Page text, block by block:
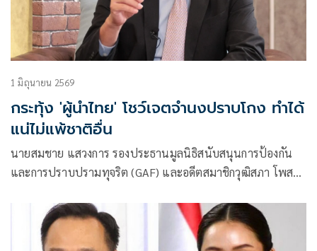
1 มิถุนายน 2569
กระทุ้ง 'ผู้นำไทย' โชว์เจตจำนงปราบโกง ทำได้
แน่ไม่แพ้ชาติอื่น
นายสมชาย แสวงการ รองประธานมูลนิธิสนับสนุนการป้องกัน
และการปราบปรามทุจริต (GAF) และอดีตสมาชิกวุฒิสภา โพสต์